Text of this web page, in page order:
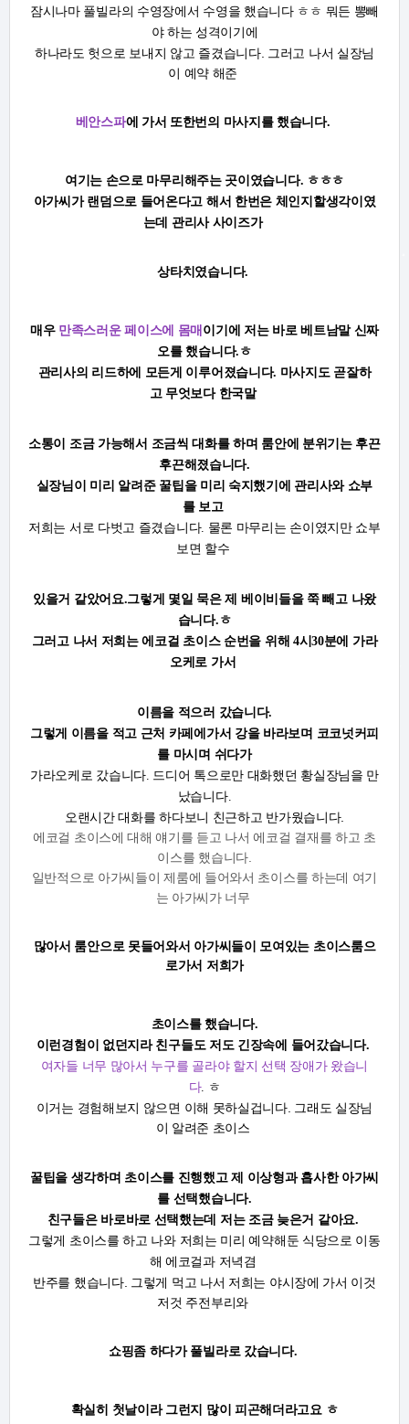
잠시나마 풀빌라의 수영장에서 수영을 했습니다 ㅎㅎ 뭐든 뽕빼
야 하는 성격이기에
하나라도 헛으로 보내지 않고 즐겼습니다. 그러고 나서 실장님
이 예약 해준
베안스파에 가서 또한번의 마사지를 했습니다.
여기는 손으로 마무리해주는 곳이였습니다. ㅎㅎㅎ
아가씨가 랜덤으로 들어온다고 해서 한번은 체인지할생각이였
는데 관리사 사이즈가
상타치 였습니다.
매우 만족스러운 페이스에 몸매 이기에 저는 바로 베트남말 신짜
오를 했습니다.ㅎ
관리사의 리드하에 모든게 이루어졌습니다. 마사지도 곧잘하
고 무엇보다 한국말
소통이 조금 가능해서 조금씩 대화를 하며 룸안에 분위기는 후끈
후끈해졌습니다.
실장님이 미리 알려준 꿀팁을 미리 숙지했기에 관리사와 쇼부
를 보고
저희는 서로 다벗고 즐겼습니다. 물론 마무리는 손이였지만 쇼부
보면 할수
있을거 같았어요.그렇게 몇일 묵은 제 베이비들을 쭉 빼고 나왔
습니다.ㅎ
그러고 나서 저희는 에코걸 초이스 순번을 위해 4시30분에 가라
오케로 가서
이름을 적으러 갔습니다.
그렇게 이름을 적고 근처 카페에가서 강을 바라보며 코코넛커피
를 마시며 쉬다가
가라오케로 갔습니다. 드디어 톡으로만 대화했던 황실장님을 만
났습니다.
오랜시간 대화를 하다보니 친근하고 반가웠습니다.
에코걸 초이스에 대해 얘기를 듣고 나서 에코걸 결재를 하고 초
이스를 했습니다.
일반적으로 아가씨들이 제룸에 들어와서 초이스를 하는데 여기
는 아가씨가 너무
많아서 룸안으로 못들어와서 아가씨들이 모여있는 초이스룸으
로가서 저희가
초이스를 했습니다.
이런경험이 없던지라 친구들도 저도 긴장속에 들어갔습니다.
여자들 너무 많아서 누구를 골라야 할지 선택 장애가 왔습니
다. ㅎ
이거는 경험해보지 않으면 이해 못하실겁니다. 그래도 실장님
이 알려준 초이스
꿀팁을 생각하며 초이스를 진행했고 제 이상형과 흡사한 아가씨
를 선택했습니다.
친구들은 바로바로 선택했는데 저는 조금 늦은거 같아요.
그렇게 초이스를 하고 나와 저희는 미리 예약해둔 식당으로 이동
해 에코걸과 저녁겸
반주를 했습니다. 그렇게 먹고 나서 저희는 야시장에 가서 이것
저것 주전부리와
쇼핑좀 하다가 풀빌라로 갔습니다.
확실히 첫날이라 그런지 많이 피곤해더라고요 ㅎ